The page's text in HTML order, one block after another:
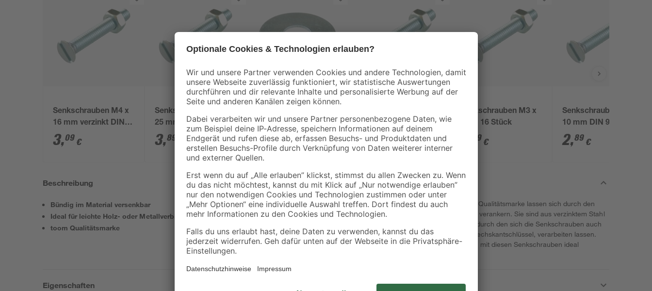
Senkschrauben M4 x
16 mm verzinkt DIN
963 14 Stück
3,09 €
Senkschrauben M4 x
25 mm DIN 963 12
Stück
3,89
toom
Stahl 12 x 4,3 mm
0,11€
20 mm DIN 963 9
Stück
3,29 €
Senkschrauben M3 x
2 cm 16 Stück
79 €
Senkschrauben M4 x
10 mm DIN 963 16
Stück
2,89 €
Beschreibung
Bündig im Material versenkbar
Ideal für leichte Holz- oder Metallverbindungen
toom Qualitätsmarke
Die hochwertigen Senkschrauben unserer toom Qualitätsmarke lassen sich durch den
Senkkopf einfach und bündig in Holz oder Metall verankern. Sie sind aus verzinktem Stahl
gefertigt und mit einem Längsschlitz gearbeitet, durch den sich die Senkschrauben auch
mit einfachem Werkzeug, wie z.B. einem Innensechskantschlüssel, verarbeiten lassen.
Kleines und leichtes Holz oder Metall lassen sich mit diesen Senkschrauben ideal
Eigenschaften